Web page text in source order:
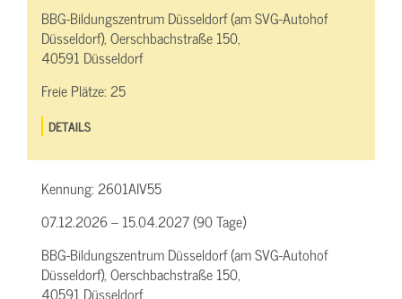
BBG-Bildungszentrum Düsseldorf (am SVG-Autohof
Düsseldorf), Oerschbachstraße 150,
40591 Düsseldorf
Freie Plätze:25
DETAILS
Kennung:2601AIV55
07.12.2026 – 15.04.2027 (90 Tage)
BBG-Bildungszentrum Düsseldorf (am SVG-Autohof
Düsseldorf), Oerschbachstraße 150,
40591 Düsseldorf